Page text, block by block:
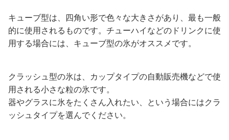
キューブ型は、四角い形で色々な大きさがあり、最も一般
的に使用されるものです。チューハイなどのドリンクに使
用する場合には、キューブ型の氷がオススメです。
クラッシュ型の氷は、カップタイプの自動販売機などで使
用される小さな粒の氷です。
器やグラスに氷をたくさん入れたい、という場合にはクラ
ッシュタイプを選んでください。